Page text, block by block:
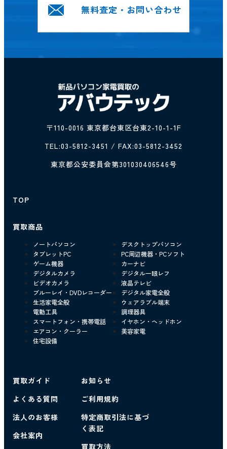
無料査定・お問い合わせ
〒110-0016 東京都台東区台東2-10-1-1F
TEL:03-5812-3451 / FAX:03-5812-3452
東京都公安委員会第301030406546号
TOP
買取商品
ノートパソコン
デスクトップパソコン
タブレットPC
PC周辺機器・PCソフト
ゲーム機器
カーナビ
デジタルカメラ
デジタル一眼レフ
ビデオカメラ
液晶テレビ
ブルーレイ・DVDレコーダー
デジタル家電全般
生活家電全般
ウェアラブル端末
電動工具
調理器具
スマートフォン・携帯電話
イヤホン・ヘッドホン
エアコン・クーラー
美容家電
住宅設備
買取ガイド
よくある質問
法人のお客様
会社案内
お知らせ
ご利用規約
特定商取引法に基づ
く表記
買取方法